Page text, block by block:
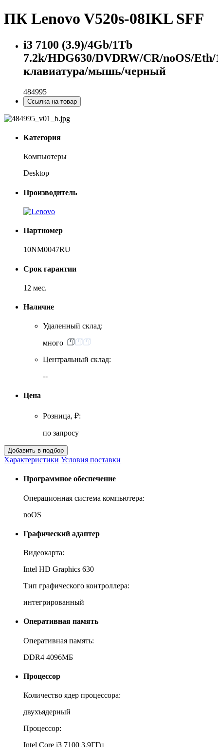
ПК Lenovo V520s-08IKL SFF
i3 7100 (3.9)/4Gb/1Tb
7.2k/HDG630/DVDRW/CR/noOS/Eth/
клавиатура/мышь/черный
484995
Ссылка на товар
Категория
Компьютеры
Desktop
Производитель
Партномер
10NM0047RU
Срок гарантии
12 мес.
Наличие
Удаленный склад:
много
Центральный склад:
--
Цена
Розница, ₽:
по запросу
Характеристики Условия поставки
Программное обеспечение
Операционная система компьютера:
noOS
Графический адаптер
Видеокарта:
Intel HD Graphics 630
Тип графического контроллера:
интегрированный
Оперативная память
Оперативная память:
DDR4 4096МБ
Процессор
Количество ядер процессора:
двухъядерный
Процессор:
Intel Core i3 7100 3.9ГГц